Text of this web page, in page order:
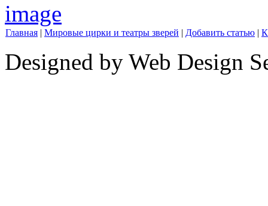
Главная | Мировые цирки и театры зверей | Добавить статью |
Designed by Web Design